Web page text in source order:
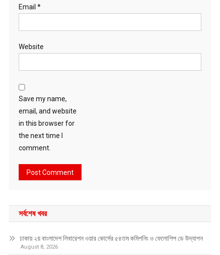
Email *
Website
Save my name,
email, and website
in this browser for
the next time I
comment.
সর্বশেষ খবর
ঢাকায় ২য় বাংলাদেশ লিবারেশন ওয়ার কোর্সের ৫৪তম কমিশনিং ও ফেলোশিপ ডে উদ্‌যাপন
August 8, 2026